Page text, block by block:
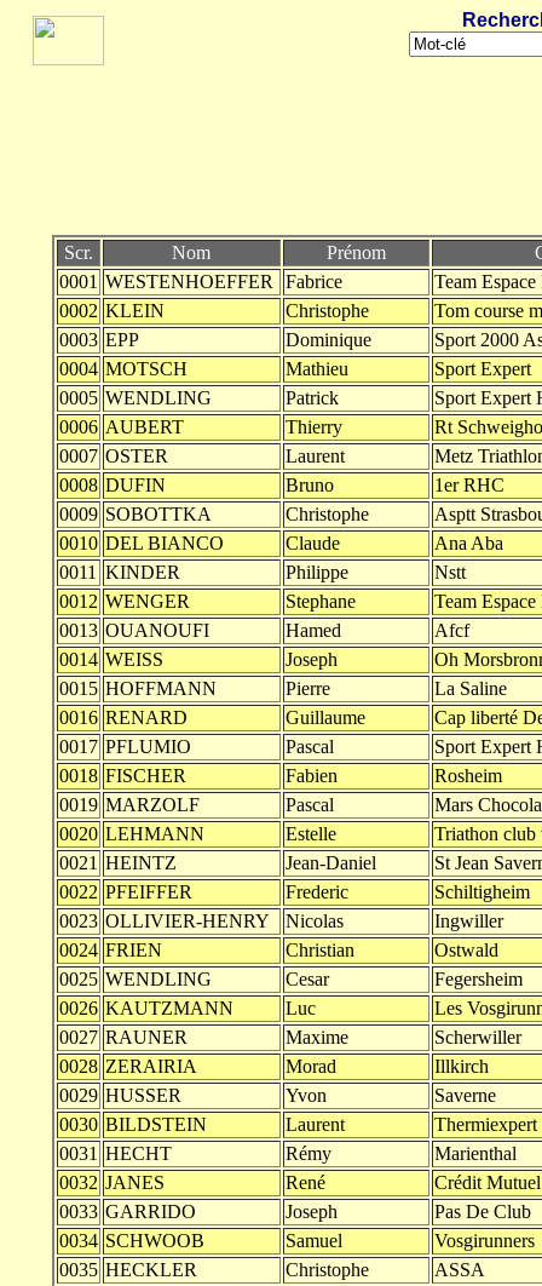
Scr. Nom Prénom
0001 WESTENHOEFFER Fabrice
Team
0002 KLEIN Christophe
Tom course
0003 EPP Dominique
Sport 2000
0004 MOTSCH Mathieu
Sport Expert
0005 WENDLING Patrick
Sport Expert
0006 AUBERT Thierry
Rt
0007 OSTER Laurent
Metz
0008 DUFIN Bruno
1er RHC
0009 SOBOTTKA Christophe
Asptt
0010 DEL BIANCO Claude
Ana Aba
0011 KINDER Philippe
Nstt
0012 WENGER Stephane
Team
0013 OUANOUFI Hamed
Afcf
0014 WEISS Joseph
Oh
0015 HOFFMANN Pierre
La Saline
0016 RENARD Guillaume
Cap liberté
0017 PFLUMIO Pascal
Sport Expert
0018 FISCHER Fabien
Rosheim
0019 MARZOLF Pascal
Mars
0020 LEHMANN Estelle
Triathon club
0021 HEINTZ Jean-Daniel
St Jean
0022 PFEIFFER Frederic
Schiltigheim
0023 OLLIVIER-HENRY Nicolas
Ingwiller
0024 FRIEN Christian
Ostwald
0025 WENDLING Cesar
Fegersheim
0026 KAUTZMANN Luc
Les
0027 RAUNER Maxime
Scherwiller
0028 ZERAIRIA Morad
Illkirch
0029 HUSSER Yvon
Saverne
0030 BILDSTEIN Laurent
Thermiexpert
0031 HECHT Rémy
Marienthal
0032 JANES René
Crédit Mutuel
0033 GARRIDO Joseph
Pas De Club
0034 SCHWOOB Samuel
Vosgirunners
0035 HECKLER Christophe
ASSA